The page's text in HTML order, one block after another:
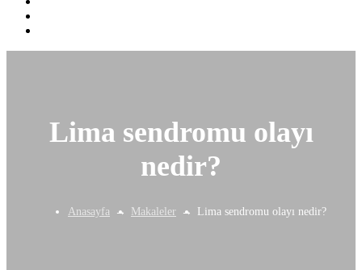
Lima sendromu olayı
nedir?
Anasayfa Makaleler Lima sendromu olayı nedir?